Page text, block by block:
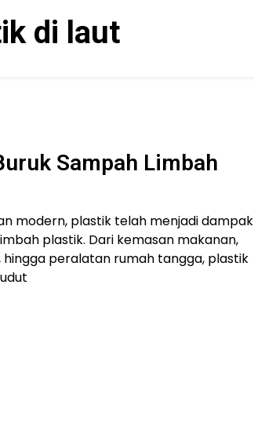
di laut
Sampah Limbah
modern, plastik telah menjadi dampak
plastik. Dari kemasan makanan,
peralatan rumah tangga, plastik